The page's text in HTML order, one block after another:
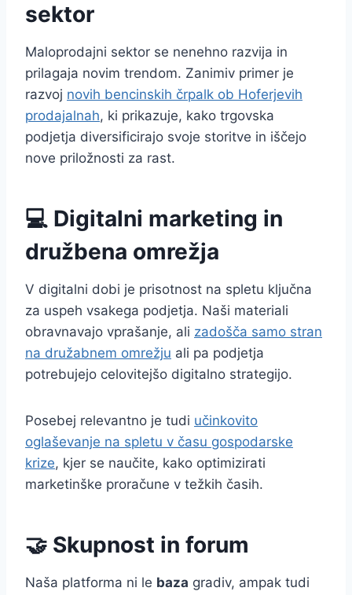
sektor
Maloprodajni sektor se nenehno razvija in
prilagaja novim trendom. Zanimiv primer je
razvoj novih bencinskih črpalk ob Hoferjevih
prodajalnah, ki prikazuje, kako trgovska
podjetja diversificirajo svoje storitve in iščejo
nove priložnosti za rast.
💻 Digitalni marketing in
družbena omrežja
V digitalni dobi je prisotnost na spletu ključna
za uspeh vsakega podjetja. Naši materiali
obravnavajo vprašanje, ali zadošča samo stran
na družabnem omrežju ali pa podjetja
potrebujejo celovitejšo digitalno strategijo.
Posebej relevantno je tudi učinkovito
oglaševanje na spletu v času gospodarske
krize, kjer se naučite, kako optimizirati
marketinške proračune v težkih časih.
🤝 Skupnost in forum
Naša platforma ni le baza gradiv, ampak tudi